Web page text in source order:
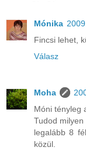
Mónika
Fincsi lehet,
Válasz
Moha
Móni tényleg
Tudod
legalább 8
közül.